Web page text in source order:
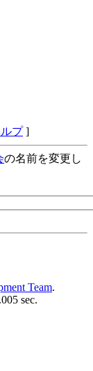
プ]
の名前を変更し
Team.
sec.